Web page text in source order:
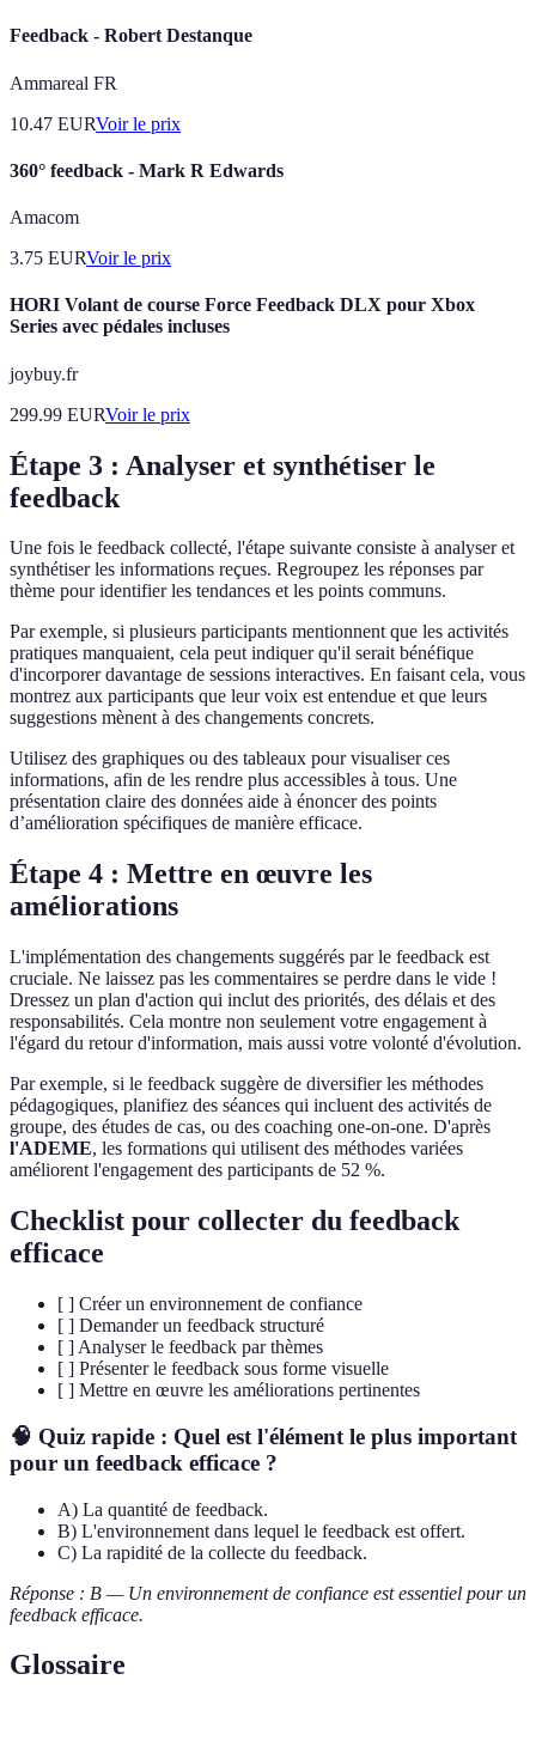
Feedback - Robert Destanque
Ammareal FR
10.47 EURVoir le prix
360° feedback - Mark R Edwards
Amacom
3.75 EURVoir le prix
HORI Volant de course Force Feedback DLX pour Xbox
Series avec pédales incluses
joybuy.fr
299.99 EURVoir le prix
Étape 3 : Analyser et synthétiser le
feedback
Une fois le feedback collecté, l'étape suivante consiste à analyser et
synthétiser les informations reçues. Regroupez les réponses par
thème pour identifier les tendances et les points communs.
Par exemple, si plusieurs participants mentionnent que les activités
pratiques manquaient, cela peut indiquer qu'il serait bénéfique
d'incorporer davantage de sessions interactives. En faisant cela, vous
montrez aux participants que leur voix est entendue et que leurs
suggestions mènent à des changements concrets.
Utilisez des graphiques ou des tableaux pour visualiser ces
informations, afin de les rendre plus accessibles à tous. Une
présentation claire des données aide à énoncer des points
d’amélioration spécifiques de manière efficace.
Étape 4 : Mettre en œuvre les
améliorations
L'implémentation des changements suggérés par le feedback est
cruciale. Ne laissez pas les commentaires se perdre dans le vide !
Dressez un plan d'action qui inclut des priorités, des délais et des
responsabilités. Cela montre non seulement votre engagement à
l'égard du retour d'information, mais aussi votre volonté d'évolution.
Par exemple, si le feedback suggère de diversifier les méthodes
pédagogiques, planifiez des séances qui incluent des activités de
groupe, des études de cas, ou des coaching one-on-one. D'après
l'ADEME, les formations qui utilisent des méthodes variées
améliorent l'engagement des participants de 52 %.
Checklist pour collecter du feedback
efficace
[ ] Créer un environnement de confiance
[ ] Demander un feedback structuré
[ ] Analyser le feedback par thèmes
[ ] Présenter le feedback sous forme visuelle
[ ] Mettre en œuvre les améliorations pertinentes
🧠 Quiz rapide : Quel est l'élément le plus important
pour un feedback efficace ?
A) La quantité de feedback.
B) L'environnement dans lequel le feedback est offert.
C) La rapidité de la collecte du feedback.
Réponse : B — Un environnement de confiance est essentiel pour un
feedback efficace.
Glossaire